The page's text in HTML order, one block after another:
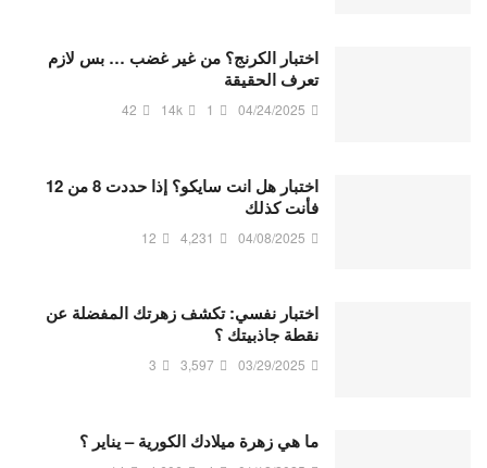
اختبار الكرنج؟ من غير غضب … بس لازم
تعرف الحقيقة
04/24/2025
1
14k
42
اختبار هل انت سايكو؟ إذا حددت 8 من 12
فأنت كذلك
04/08/2025
4,231
12
اختبار نفسي: تكشف زهرتك ​​المفضلة عن
نقطة جاذبيتك ؟
03/29/2025
3,597
3
ما هي زهرة ميلادك الكورية – يناير ؟